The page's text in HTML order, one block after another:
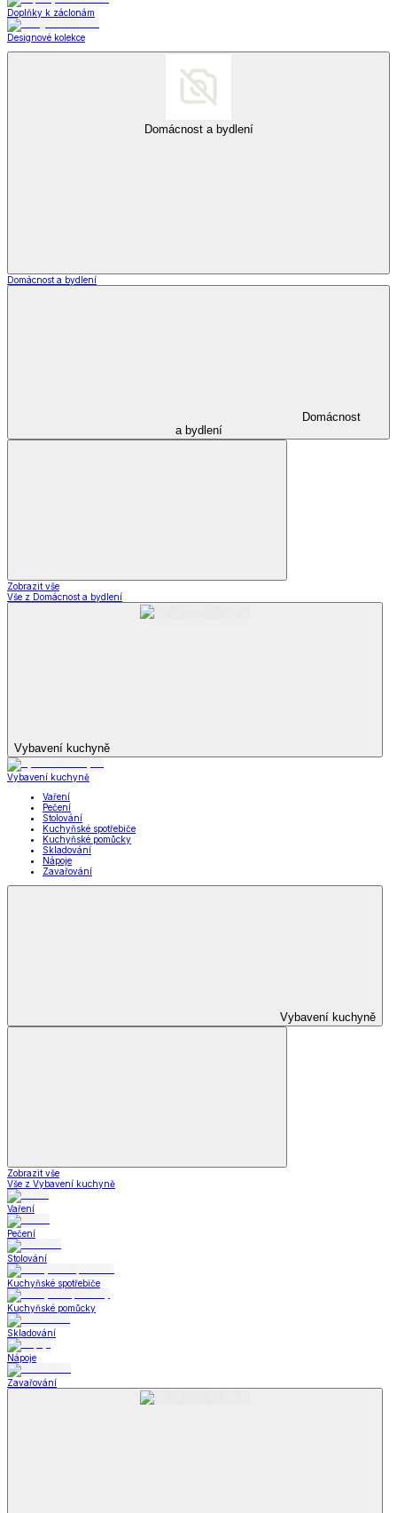
Doplňky k záclonám
Designové kolekce
Domácnost a bydlení
Domácnost a bydlení
Domácnost
a bydlení
Zobrazit vše
Vše z Domácnost a bydlení
Vybavení kuchyně
Vybavení kuchyně
Vaření
Pečení
Stolování
Kuchyňské spotřebiče
Kuchyňské pomůcky
Skladování
Nápoje
Zavařování
Vybavení kuchyně
Zobrazit vše
Vše z Vybavení kuchyně
Vaření
Pečení
Stolování
Kuchyňské spotřebiče
Kuchyňské pomůcky
Skladování
Nápoje
Zavařování